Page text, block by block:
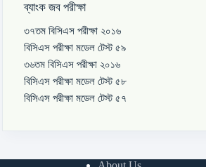
ব্যাংক জব পরীক্ষা
৩৭তম বিসিএস পরীক্ষা ২০১৬
বিসিএস পরীক্ষা মডেল টেস্ট ৫৯
৩৬তম বিসিএস পরীক্ষা ২০১৬
বিসিএস পরীক্ষা মডেল টেস্ট ৫৮
বিসিএস পরীক্ষা মডেল টেস্ট ৫৭